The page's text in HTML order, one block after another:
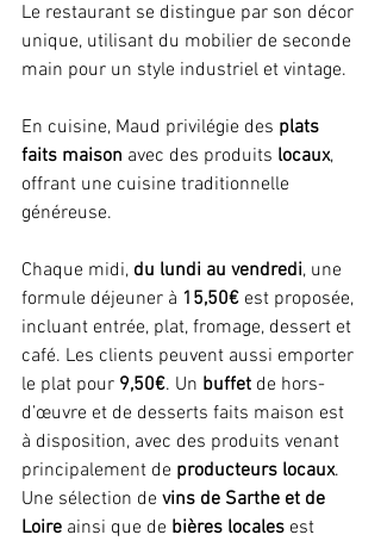
Le restaurant se distingue par son décor
unique, utilisant du mobilier de seconde
main pour un style industriel et vintage.
En cuisine, Maud privilégie des plats
faits maison avec des produits locaux,
offrant une cuisine traditionnelle
généreuse.
Chaque midi, du lundi au vendredi, une
formule déjeuner à 15,50€ est proposée,
incluant entrée, plat, fromage, dessert et
café. Les clients peuvent aussi emporter
le plat pour 9,50€. Un buffet de hors-
d’œuvre et de desserts faits maison est
à disposition, avec des produits venant
principalement de producteurs locaux.
Une sélection de vins de Sarthe et de
Loire ainsi que de bières locales est